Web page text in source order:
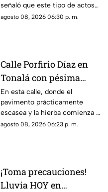
señaló que este tipo de actos y
el gasto de recursos
austeridad establecidos por el
partido.
agosto 08, 2026 06:30 p. m.
Calle Porfirio Díaz en
Tonalá con pésima
vialidad y basura por
todas partes
En esta calle, donde el
pavimento prácticamente
escasea y la hierba comienza a
ganar terreno, los vecinos
resultados.
agosto 08, 2026 06:23 p. m.
¡Toma precauciones!
Lluvia HOY en